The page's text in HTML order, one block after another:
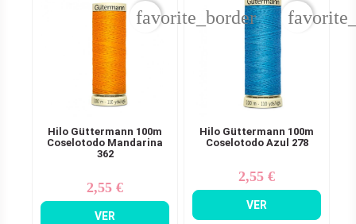
Hilo Güttermann 100m
Coselotodo Mandarina
362
Precio
2,55 €
VER
favorite_border
Hilo Güttermann 100m
Coselotodo Azul 278
Precio
2,55 €
VER